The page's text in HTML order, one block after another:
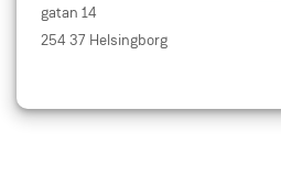
gatan 14
254 37 Helsingborg